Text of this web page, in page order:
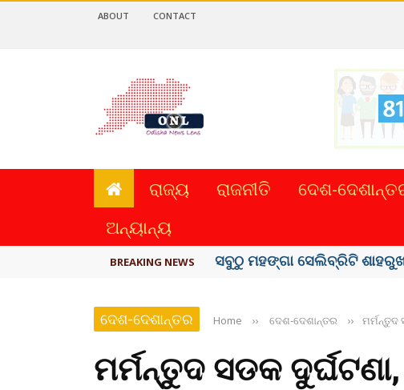
ABOUT CONTACT
ରାଜ୍ୟ ରାଜନୀତି ଦେଶ-
ଅନ୍ୟାନ୍ୟ
BREAKING NEWS ବିଏସ୍‌ପିର ବିଧାୟକ ଉମା ଶଙ୍କର
ଦେଶ-ଦେଶାନ୍ତର Home ›› ଦେଶ-ଦେଶାନ୍ତର ›› ମର୍ମନ୍ତୁଦ
ମର୍ମନ୍ତୁଦ ସଡକ